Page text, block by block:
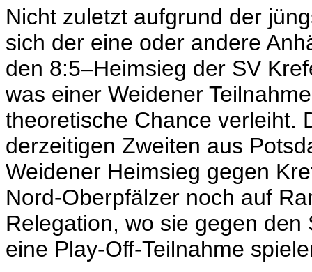
Nicht zuletzt aufgrund der
sich der eine oder andere
den 8:5–Heimsieg der SV
was einer Weidener
theoretische Chance verleiht.
derzeitigen Zweiten aus
Weidener Heimsieg gegen
Nord-Oberpfälzer noch auf
Relegation, wo sie gegen
eine Play-Off-Teilnahme